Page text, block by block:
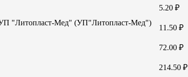
5.20 ₽
"Литопласт-Мед" (УП"Литопласт-Мед")
11.50 ₽
72.00 ₽
214.50 ₽